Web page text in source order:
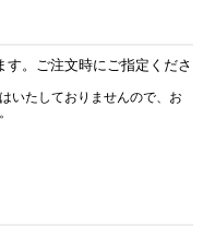
。ご注文時にご指定くださ
いたしておりませんので、お